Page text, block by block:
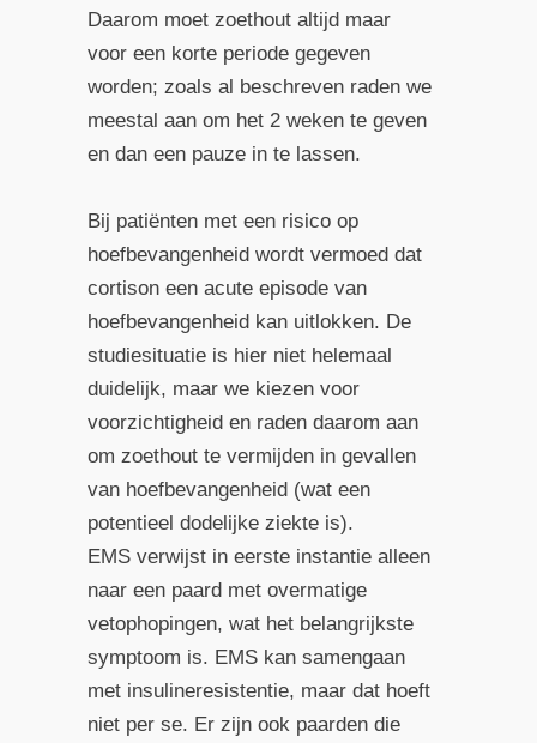
Daarom moet zoethout altijd maar
voor een korte periode gegeven
worden; zoals al beschreven raden we
meestal aan om het 2 weken te geven
en dan een pauze in te lassen.
Bij patiënten met een risico op
hoefbevangenheid wordt vermoed dat
cortison een acute episode van
hoefbevangenheid kan uitlokken. De
studiesituatie is hier niet helemaal
duidelijk, maar we kiezen voor
voorzichtigheid en raden daarom aan
om zoethout te vermijden in gevallen
van hoefbevangenheid (wat een
potentieel dodelijke ziekte is).
EMS verwijst in eerste instantie alleen
naar een paard met overmatige
vetophopingen, wat het belangrijkste
symptoom is. EMS kan samengaan
met insulineresistentie, maar dat hoeft
niet per se. Er zijn ook paarden die